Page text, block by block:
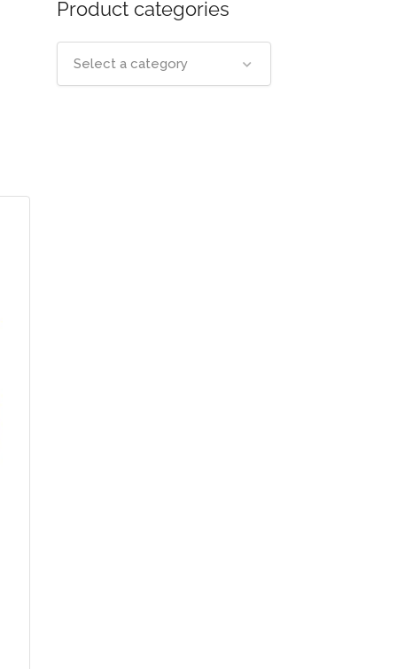
Product categories
Select a category